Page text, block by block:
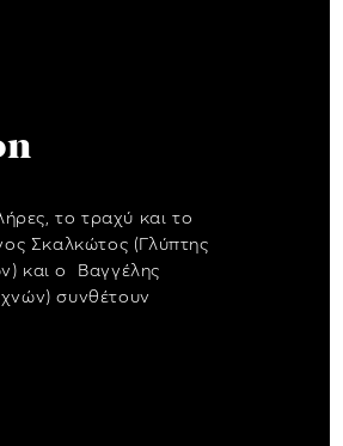
το τραχύ και το
Σκαλκώτος (Γλύπτης
και ο Βαγγέλης
συνθέτουν